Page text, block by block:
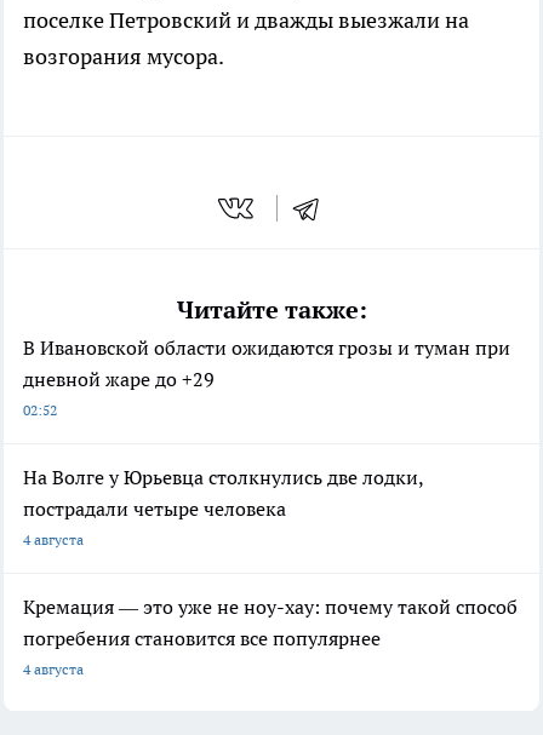
поселке Петровский и дважды выезжали на
возгорания мусора.
Читайте также:
В Ивановской области ожидаются грозы и туман при
дневной жаре до +29
02:52
На Волге у Юрьевца столкнулись две лодки,
пострадали четыре человека
4 августа
Кремация — это уже не ноу-хау: почему такой способ
погребения становится все популярнее
4 августа